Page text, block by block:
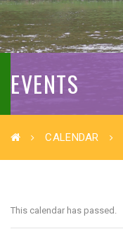
EVENTS
CALENDAR
This calendar has passed.